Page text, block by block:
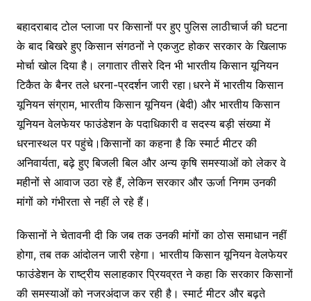
बहादराबाद टोल प्लाजा पर किसानों पर हुए पुलिस लाठीचार्ज की घटना
के बाद बिखरे हुए किसान संगठनों ने एकजुट होकर सरकार के खिलाफ
मोर्चा खोल दिया है। लगातार तीसरे दिन भी भारतीय किसान यूनियन
टिकैत के बैनर तले धरना-प्रदर्शन जारी रहा।धरने में भारतीय किसान
यूनियन संग्राम, भारतीय किसान यूनियन (बेदी) और भारतीय किसान
यूनियन वेलफेयर फाउंडेशन के पदाधिकारी व सदस्य बड़ी संख्या में
धरनास्थल पर पहुंचे।किसानों का कहना है कि स्मार्ट मीटर की
अनिवार्यता, बढ़े हुए बिजली बिल और अन्य कृषि समस्याओं को लेकर वे
महीनों से आवाज उठा रहे हैं, लेकिन सरकार और ऊर्जा निगम उनकी
मांगों को गंभीरता से नहीं ले रहे हैं।
किसानों ने चेतावनी दी कि जब तक उनकी मांगों का ठोस समाधान नहीं
होगा, तब तक आंदोलन जारी रहेगा। भारतीय किसान यूनियन वेलफेयर
फाउंडेशन के राष्ट्रीय सलाहकार प्रियव्रत ने कहा कि सरकार किसानों
की समस्याओं को नजरअंदाज कर रही है। स्मार्ट मीटर और बढ़ते